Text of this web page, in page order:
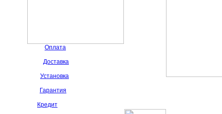
Оплата
Доставка
Установка
Гарантия
Кредит